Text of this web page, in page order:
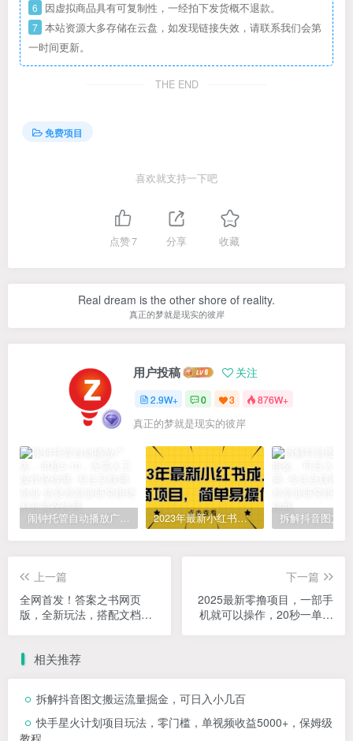
6 因虚拟商品具有可复制性，一经拍下发货概不退款。
7 本站资源大多存储在云盘，如发现链接失效，请联系我们会第
一时间更新。
THE END
免费项目
喜欢就支持一下吧
点赞7 分享 收藏
Real dream is the other shore of reality.
真正的梦就是现实的彼岸
用户投稿 关注
2.9W+ 0 3 876W+
真正的梦就是现实的彼岸
闹钟托管自动播放广告，单机5-10，无需人工操作 2023年最新小红书成人电商项目，简单易操作【详细教程】
上一篇
全网首发！答案之书网页
版，全新玩法，搭配文档和
下一篇
2025最新零撸项目，一部手
机就可以操作，20秒一单，
相关推荐
拆解抖音图文搬运流量掘金，可日入小几百
快手星火计划项目玩法，零门槛，单视频收益5000+，保姆级